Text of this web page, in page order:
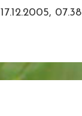
17.12.2005, 07.38